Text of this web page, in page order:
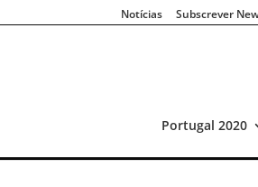
Notícias Subscrever
Portugal 2020